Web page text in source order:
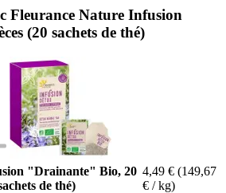
Fleurance Nature Infusion
(20 sachets de thé)
"Drainante" Bio, 20
de thé)
4,49 € (149,67
€ / kg)